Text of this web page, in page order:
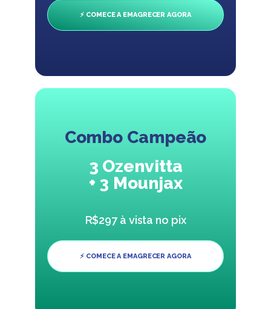
⚡ COMECE A EMAGRECER AGORA
Combo Campeão
3 Ozenvitta
+ 3 Mounjax
R$297 à vista no pix
⚡ COMECE A EMAGRECER AGORA